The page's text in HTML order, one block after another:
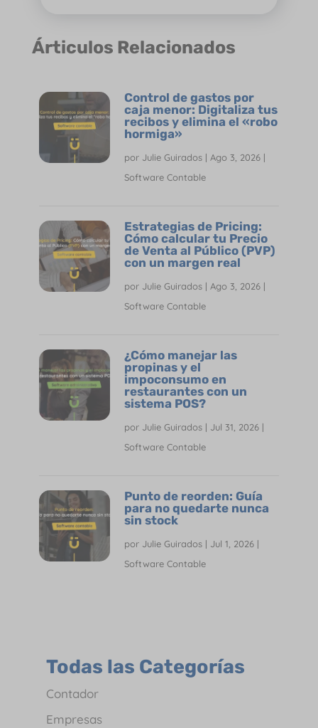
Árticulos Relacionados
Control de gastos por
caja menor: Digitaliza tus
recibos y elimina el «robo
hormiga»
por Julie Guirados| Ago 3, 2026|
Software Contable
Estrategias de Pricing:
Cómo calcular tu Precio
de Venta al Público (PVP)
con un margen real
por Julie Guirados| Ago 3, 2026|
Software Contable
¿Cómo manejar las
propinas y el
impoconsumo en
restaurantes con un
sistema POS?
por Julie Guirados| Jul 31, 2026|
Software Contable
Punto de reorden: Guía
para no quedarte nunca
sin stock
por Julie Guirados| Jul 1, 2026|
Software Contable
Todas las Categorías
Contador
Empresas